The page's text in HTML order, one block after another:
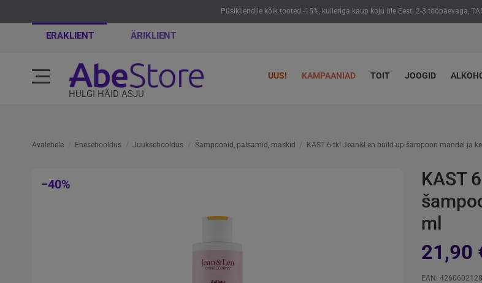
Püsikliendile kõik tooted -15%, kulleriga kaup koju üle Eesti 2-3 tööpäevaga,
ERAKLIENT ÄRIKLIENT
HULGI HÄID ASJU
UUS! KAMPAANIAD TOIT JOOGID
Avalehele Enesehooldus Juuksehooldus Šampoonid, palsamid, maskid KAST 6 tk! Jean&Len build-up šampoon mandel ja
−40%
KAST
ml
21,90
EAN: